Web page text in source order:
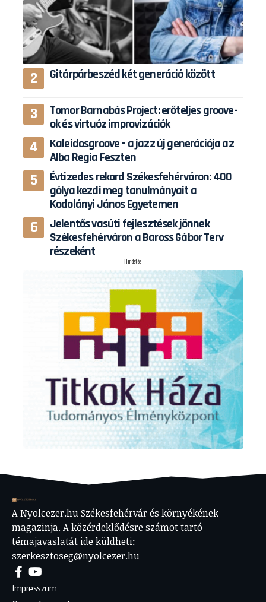
Gitárpárbeszéd két generáció között
Tomor Barnabás Project: erőteljes groove-
ok és virtuóz improvizációk
Kaleidosgroove – a jazz új generációja az
Alba Regia Feszten
Évtizedes rekord Székesfehérváron: 400
gólya kezdi meg tanulmányait a
Kodolányi János Egyetemen
Jelentős vasúti fejlesztések jönnek
Székesfehérváron a Baross Gábor Terv
részeként
- Hirdetés -
A Nyolcezer.hu Székesfehérvár és környékének
magazinja. A közérdeklődésre számot tartó
témajavaslatát ide küldheti:
szerkesztoseg@nyolcezer.hu
Impresszum